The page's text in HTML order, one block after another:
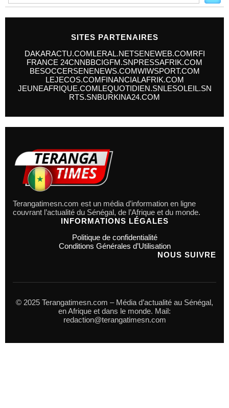
SITES PARTENAIRES
DAKARACTU.COMLERAL.NETSENEWEB.COMRFI
FRANCE 24CNNBBCIGFM.SNPRESSAFRIK.COM
BESOCCERSENENEWS.COMWIWSPORT.COM
LEJECOS.COMFINANCIALAFRIK.COM
JEUNEAFRIQUE.COMLEQUOTIDIEN.SNLESOLEIL.SN
RTS.SNBURKINA24.COM
Terangatimesn.com est un média d’information en ligne
couvrant l’actualité du Sénégal, de l’Afrique et du monde.
INFORMATIONS LÉGALES
Politique de confidentialité
Conditions Générales d’Utilisation
NOUS SUIVRE
© 2025 Terangatimesn.com – Média d’actualité au Sénégal,
en Afrique et dans le monde. Mail:
redaction@terangatimesn.com